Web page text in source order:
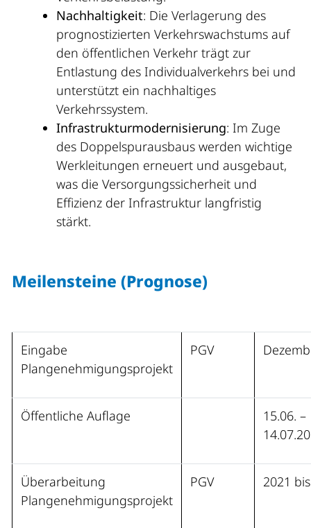
Nachhaltigkeit: Die Verlagerung des
prognostizierten Verkehrswachstums auf
den öffentlichen Verkehr trägt zur
Entlastung des Individualverkehrs bei und
unterstützt ein nachhaltiges
Verkehrssystem.
Infrastrukturmodernisierung: Im Zuge
des Doppelspurausbaus werden wichtige
Werkleitungen erneuert und ausgebaut,
was die Versorgungssicherheit und
Effizienz der Infrastruktur langfristig
stärkt.
Meilensteine (Prognose)
Eingabe
Plangenehmigungsprojekt
PGV
Öffentliche Auflage
15.06. –
Überarbeitung
Plangenehmigungsprojekt
PGV 2021